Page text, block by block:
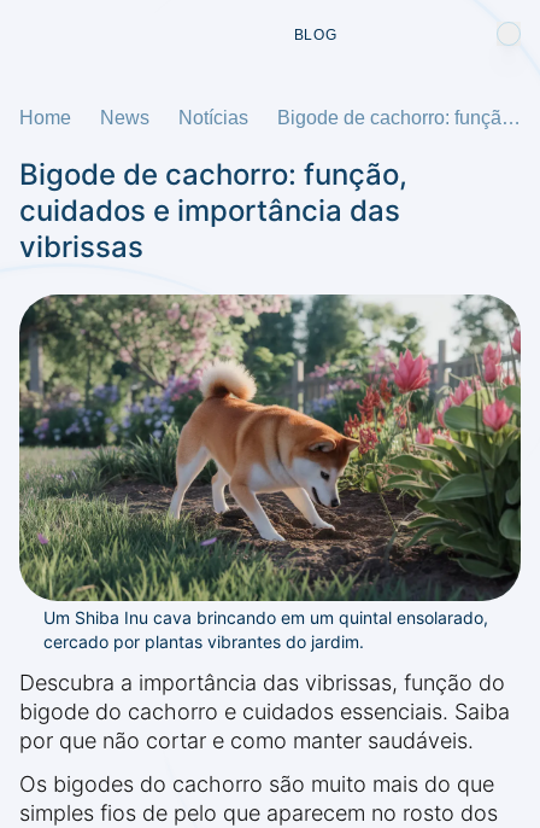
BLOG
Home News Notícias Bigode de cachorro: função, cuidados e importância das vibrissas
Bigode de cachorro: função,
cuidados e importância das
vibrissas
Um Shiba Inu cava brincando em um quintal ensolarado,
cercado por plantas vibrantes do jardim.
Descubra a importância das vibrissas, função do
bigode do cachorro e cuidados essenciais. Saiba
por que não cortar e como manter saudáveis.
Os bigodes do cachorro são muito mais do que
simples fios de pelo que aparecem no rosto dos